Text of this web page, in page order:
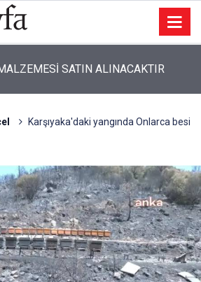
SATIN ALINACAKTIR
Karşıyaka'daki yangında Onlarca besi